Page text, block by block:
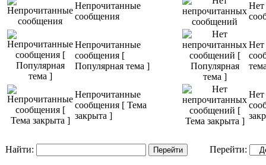
Непрочитанные
сообщения
Нет
Непрочитанные
сообщения [
Популярная тема ]
Нет
Непрочитанные
сообщения [ Тема
закрыта ]
Нет
Найти: Перейти: